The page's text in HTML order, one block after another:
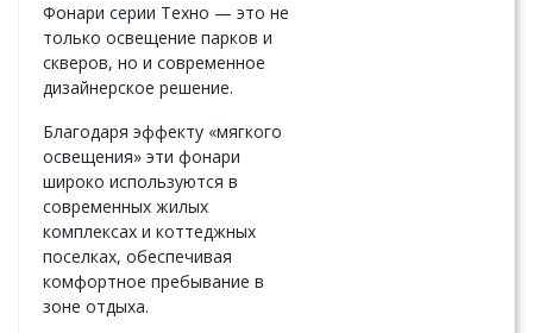
Фонари серии Техно — это не
только освещение парков и
скверов, но и современное
дизайнерское решение.
Благодаря эффекту «мягкого
освещения» эти фонари
широко используются в
современных жилых
комплексах и коттеджных
поселках, обеспечивая
комфортное пребывание в
зоне отдыха.